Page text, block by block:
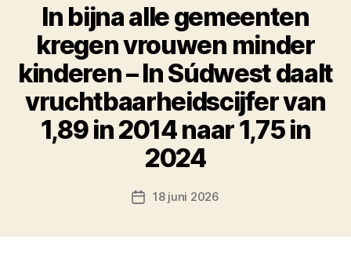
In bijna alle gemeenten
kregen vrouwen minder
kinderen – In Súdwest daalt
vruchtbaarheidscijfer van
1,89 in 2014 naar 1,75 in
2024
Berichtdatum
18 juni 2026